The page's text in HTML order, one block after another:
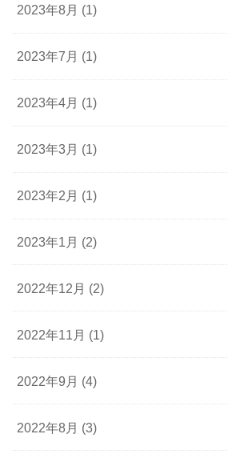
2023年8月 (1)
2023年7月 (1)
2023年4月 (1)
2023年3月 (1)
2023年2月 (1)
2023年1月 (2)
2022年12月 (2)
2022年11月 (1)
2022年9月 (4)
2022年8月 (3)